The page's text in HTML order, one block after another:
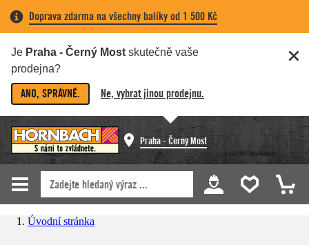
Doprava zdarma na všechny balíky od 1 500 Kč
Je Praha - Černý Most skutečně vaše
prodejna?
ANO, SPRÁVNĚ. Ne, vybrat jinou prodejnu.
Praha - Černý Most
Úvodní stránka